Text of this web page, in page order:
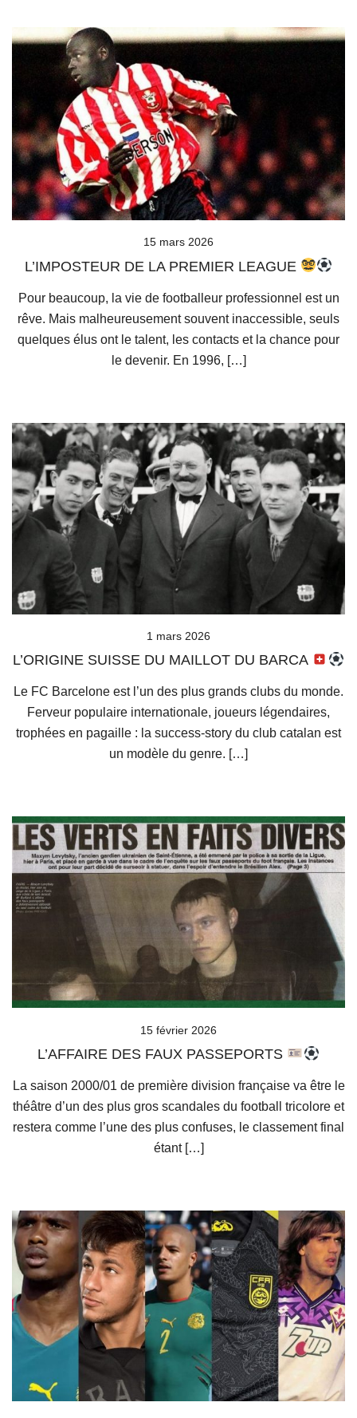
15 mars 2026
L’IMPOSTEUR DE LA PREMIER LEAGUE
Pour beaucoup, la vie de footballeur professionnel est un
rêve. Mais malheureusement souvent inaccessible, seuls
quelques élus ont le talent, les contacts et la chance pour
le devenir. En 1996, […]
1 mars 2026
L’ORIGINE SUISSE DU MAILLOT DU BARCA
Le FC Barcelone est l’un des plus grands clubs du monde.
Ferveur populaire internationale, joueurs légendaires,
trophées en pagaille : la success-story du club catalan est
un modèle du genre. […]
15 février 2026
L’AFFAIRE DES FAUX PASSEPORTS
La saison 2000/01 de première division française va être le
théâtre d’un des plus gros scandales du football tricolore et
restera comme l’une des plus confuses, le classement final
étant […]